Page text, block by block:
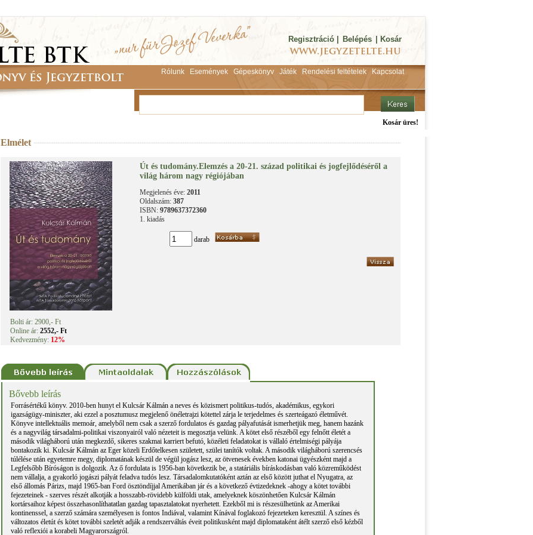
Regisztráció Belépés Kosár
Rólunk Események Gépeskönyv Játék Rendelési feltételek Kapcsolat
Kosár üres!
Elmélet
Bolti ár: 2900,- Ft
Online ár: 2552,- Ft
Kedvezmény: 12%
Út és tudomány.Elemzés a 20-21. század politikai és jogfejlődéséről a
világ három nagy régiójában
Megjelenés éve: 2011
Oldalszám: 387
ISBN: 9789637372360
1. kiadás
darab
Bővebb leírás
Forrásértékű könyv. 2010-ben hunyt el Kulcsár Kálmán a neves és közismert politikus-tudós, akadémikus, egykori
igazságügy-miniszter, aki ezzel a posztumusz megjelenő önéletrajzi kötettel zárja le terjedelmes és szerteágazó életművét.
Könyve intellektuális memoár, amelyből nem csak a szerző fordulatos és gazdag pályafutását ismerhetjük meg, hanem hazánk
és a nagyvilág társadalmi-politikai viszonyairól való nézeteit is megosztja velünk. A kötet első részéből egy felnőtt életét a
második világháború után megkezdő, sikeres szakmai karriert befutó, közéleti feladatokat is vállaló értelmiségi pályája
bontakozik ki. Kulcsár Kálmán az Eger közeli Erdőtelkesen született, szülei tanítók voltak. A második világháború szerencsés
túlélése után egyetemre megy, diplomatának készül de végül jogász lesz, az ötvenesek években katonai ügyészként majd a
Legfelsőbb Bíróságon is dolgozik. Az ő fordulata is 1956-ban következik be, a statáriális bíráskodásban való közreműködést
nem vállalja, a gyakorló jogászi pályát feladva tudós lesz. Társadalomkutatóként aztán az első között juthat el Nyugatra, az
első állomás Párizs, majd 1965-ban Ford ösztöndíjjal Amerikában jár és a következő évtizedeknek -ahogy a kötet további
fejezeteinek - szerves részét alkotják a hosszabb-rövidebb külföldi utak, amelyeknek köszönhetően Kulcsár Kálmán
kortársaihoz képest összehasonlíthatatlan gazdag tapasztalatokat nyerhetett. Ezekből mi is részesülhetünk az Amerikai
kontinenssel, a szerző számára személyesen is fontos Indiával, valamint Kínával foglakozó fejezeteken keresztül. A színes és
változatos életút és kötet további szeletét adják a rendszerváltás éveit politikusként majd diplomataként átélt szerző első kézből
való reflexiói a korabeli Magyarországról.